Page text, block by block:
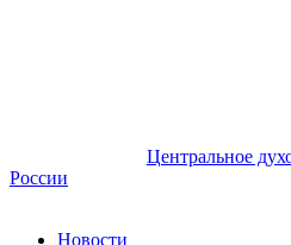
Центральное
России
Новости